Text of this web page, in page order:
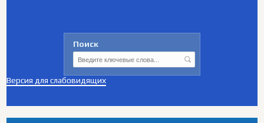
Поиск
Версия для слабовидящих